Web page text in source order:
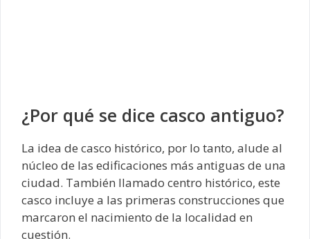
¿Por qué se dice casco antiguo?
La idea de casco histórico, por lo tanto, alude al
núcleo de las edificaciones más antiguas de una
ciudad. También llamado centro histórico, este
casco incluye a las primeras construcciones que
marcaron el nacimiento de la localidad en
cuestión.